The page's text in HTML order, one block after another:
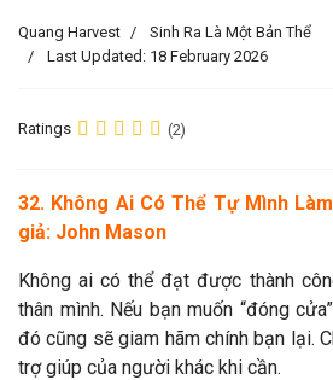
Quang Harvest
Sinh Ra Là Một Bản Thể
Last Updated: 18 February 2026
Ratings (2)
32. Không Ai Có Thể Tự Mình
giả: John Mason
Không ai có thể đạt được thành
thân mình. Nếu bạn muốn “đóng
đó cũng sẽ giam hãm chính bạn lại.
trợ giúp của người khác khi cần.